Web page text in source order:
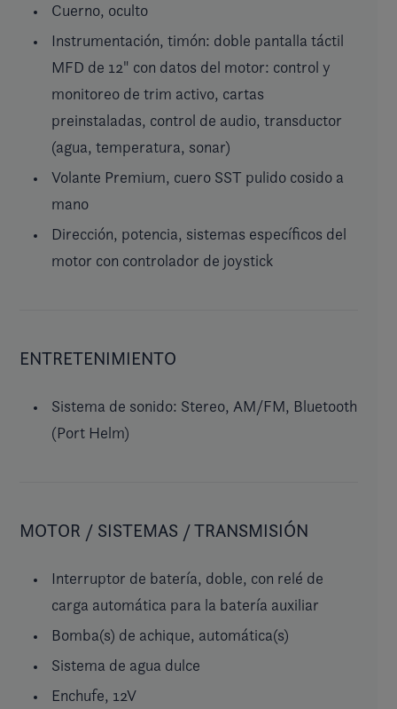
Cuerno, oculto
Instrumentación, timón: doble pantalla táctil
MFD de 12" con datos del motor: control y
monitoreo de trim activo, cartas
preinstaladas, control de audio, transductor
(agua, temperatura, sonar)
Volante Premium, cuero SST pulido cosido a
mano
Dirección, potencia, sistemas específicos del
motor con controlador de joystick
ENTRETENIMIENTO
Sistema de sonido: Stereo, AM/FM, Bluetooth
(Port Helm)
MOTOR / SISTEMAS / TRANSMISIÓN
Interruptor de batería, doble, con relé de
carga automática para la batería auxiliar
Bomba(s) de achique, automática(s)
Sistema de agua dulce
Enchufe, 12V